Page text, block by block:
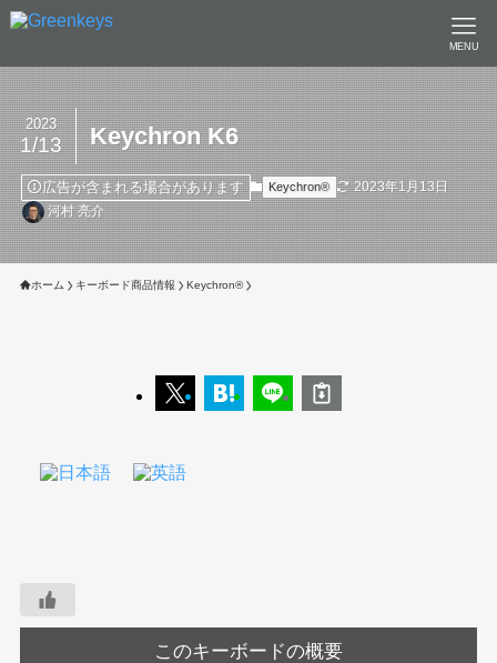
MENU
Keychron K6
2023
1/13
広告が含まれる場合があります Keychron®︎
2023年1月13日
河村 亮介
ホーム キーボード商品情報 Keychron®︎
このキーボードの概要